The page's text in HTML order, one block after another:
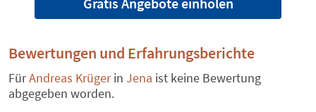
Bewertungen und Erfahrungsberichte
FürAndreas Krügerin Jena ist keine Bewertung
abgegeben worden.